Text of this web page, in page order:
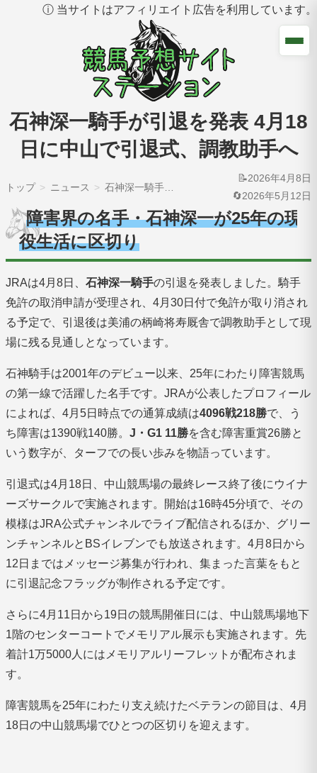
ⓘ 当サイトはアフィリエイト広告を利用しています。
石神深一騎手が引退を発表 4月18
日に中山で引退式、調教助手へ
トップ ニュース 石神深一騎手が引退を発表 4月18日に中山で引退式、調教助手へ
📝2026年4月8日
🔄2026年5月12日
障害界の名手・石神深一が25年の現
役生活に区切り
JRAは4月8日、 石神深一騎手の引退を発表しました。騎手
免許の取消申請が受理され、4月30日付で免許が取り消され
る予定で、引退後は美浦の柄崎将寿厩舎で調教助手として現
場に残る見通しとなっています。
石神騎手は2001年のデビュー以来、25年にわたり障害競馬
の第一線で活躍した名手です。JRAが公表したプロフィール
によれば、4月5日時点での通算成績は4096戦218勝で、う
ち障害は1390戦140勝。 J・G1 11勝を含む障害重賞26勝と
いう数字が、ターフでの長い歩みを物語っています。
引退式は4月18日、中山競馬場の最終レース終了後にウイナ
ーズサークルで実施されます。開始は16時45分頃で、その
模様はJRA公式チャンネルでライブ配信されるほか、グリー
ンチャンネルとBSイレブンでも放送されます。4月8日から
12日まではメッセージ募集が行われ、集まった言葉をもと
に引退記念フラッグが制作される予定です。
さらに4月11日から19日の競馬開催日には、中山競馬場地下
1階のセンターコートでメモリアル展示も実施されます。先
着計1万5000人にはメモリアルリーフレットが配布されま
す。
障害競馬を25年にわたり支え続けたベテランの節目は、4月
18日の中山競馬場でひとつの区切りを迎えます。